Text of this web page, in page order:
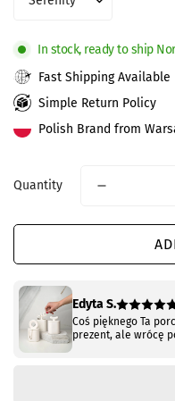
In stock, ready to ship
Fast Shipping Available
Simple Return Policy
Polish Brand from
Quantity
Edyta S.
Coś pięknego Ta
prezent, ale wrócę